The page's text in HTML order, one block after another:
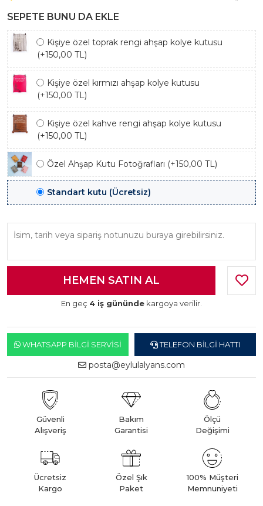
Beştaş Tektaş Kolye ve Bileklik Modellerimiz 150 TL Sabit Ücret
ile Hareket Edilmektedir.
SEPETE BUNU DA EKLE
Kişiye özel toprak rengi ahşap kolye kutusu
(+150,00 TL)
Kişiye özel kırmızı ahşap kolye kutusu
(+150,00 TL)
Kişiye özel kahve rengi ahşap kolye kutusu
(+150,00 TL)
Özel Ahşap Kutu Fotoğrafları (+150,00 TL)
Standart kutu (Ücretsiz)
En geç 4 iş gününde kargoya verilir.
WHATSAPP BILGI SERVISI TELEFON BILGI HATTI
posta@eylulalyans.com
Güvenli
Alışveriş
Bakım
Garantisi
Ölçü
Değişimi
Ücretsiz
Kargo
Özel Şık
Paket
100% Müşteri
Memnuniyeti